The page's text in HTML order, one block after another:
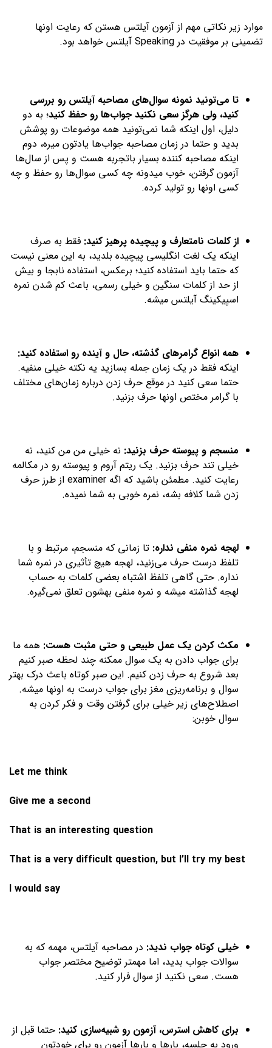
موارد زیر نکاتی مهم از آزمون آیلتس هستن که رعایت اونها
تضمینی بر موفقیت در Speaking آیلتس خواهد بود.
تا می‌تونید نمونه سوال‌های مصاحبه آیلتس رو بررسی
کنید، ولی هرگز سعی نکنید جواب‌ها رو حفظ کنید؛ به دو
دلیل، اول اینکه شما نمی‌تونید همه موضوعات رو پوشش
بدید و حتما در زمان مصاحبه جواب‌ها یادتون میره، دوم
اینکه مصاحبه کننده بسیار باتجربه هست و پس از سال‌ها
آزمون گرفتن، خوب میدونه چه کسی سوال‌ها رو حفظ و چه
کسی اونها رو تولید کرده.
از کلمات نامتعارف و پیچیده پرهیز کنید: فقط به صرف
اینکه یک لغت انگلیسی پیچیده بلدید، به این معنی نیست
که حتما باید استفاده کنید؛ برعکس، استفاده نابجا و بیش
از حد از کلمات سنگین و خیلی رسمی، باعث کم شدن نمره
اسپیکینگ آیلتس میشه.
همه انواع گرامرهای گذشته، حال و آینده رو استفاده کنید:
اینکه فقط در یک زمان جمله بسازید یه نکته خیلی منفیه.
حتما سعی کنید در موقع حرف زدن درباره زمان‌های مختلف
با گرامر مختص اونها حرف بزنید.
منسجم و پیوسته حرف بزنید: نه خیلی من من کنید، نه
خیلی تند حرف بزنید. یک ریتم آروم و پیوسته رو در مکالمه
رعایت کنید. مطمئن باشید که اگه examiner از طرز حرف
زدن شما کلافه بشه، نمره خوبی به شما نمیده.
لهجه نمره منفی نداره: تا زمانی که منسجم، مرتبط و با
تلفظ درست حرف می‌زنید، لهجه هیچ تأثیری در نمره شما
نداره. حتی گاهی تلفظ اشتباه بعضی کلمات به حساب
لهجه گذاشته میشه و نمره منفی بهشون تعلق نمی‌گیره.
مکث کردن یک عمل طبیعی و حتی مثبت هست: همه ما
برای جواب دادن به یک سوال ممکنه چند لحظه صبر کنیم
بعد شروع به حرف زدن کنیم. این صبر کوتاه باعث درک بهتر
سوال و برنامه‌ریزی مغز برای جواب درست به اونها میشه.
اصطلاح‌های زیر خیلی برای گرفتن وقت و فکر کردن به
سوال خوبن:
Let me think
Give me a second
That is an interesting question
That is a very difficult question, but I’ll try my best
I would say
خیلی کوتاه جواب ندید: در مصاحبه آیلتس، مهمه که به
سوالات جواب بدید، اما مهمتر توضیح مختصر جواب
هست. سعی نکنید از سوال فرار کنید.
برای کاهش استرس، آزمون رو شبیه‌سازی کنید: حتما قبل از
ورود به جلسه، بارها و بارها آزمون رو برای خودتون